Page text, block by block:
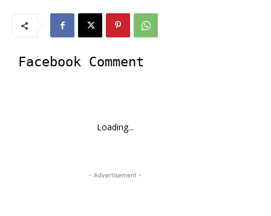
Facebook Comment
Loading...
- Advertisement -